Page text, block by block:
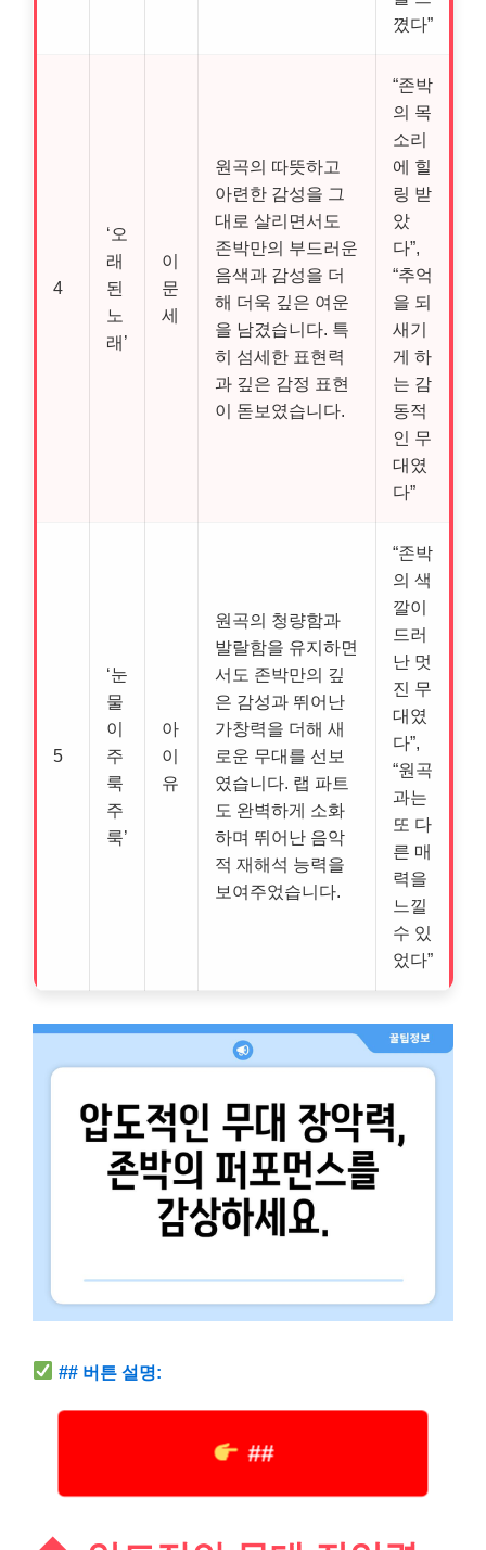
꼈다”
4
‘오
래
된
노
래’
이
문
세
원곡의 따뜻하고
아련한 감성을 그
대로 살리면서도
존박만의 부드러운
음색과 감성을 더
해 더욱 깊은 여운
을 남겼습니다. 특
히 섬세한 표현력
과 깊은 감정 표현
이 돋보였습니다.
“존박
의 목
소리
에 힐
링 받
았
다”,
“추억
을 되
새기
게 하
는 감
동적
인 무
대였
다”
5
‘눈
물
이
주
룩
주
룩’
아
이
유
원곡의 청량함과
발랄함을 유지하면
서도 존박만의 깊
은 감성과 뛰어난
가창력을 더해 새
로운 무대를 선보
였습니다. 랩 파트
도 완벽하게 소화
하며 뛰어난 음악
적 재해석 능력을
보여주었습니다.
“존박
의 색
깔이
드러
난 멋
진 무
대였
다”,
“원곡
과는
또 다
른 매
력을
느낄
수 있
었다”
## 버튼 설명:
##